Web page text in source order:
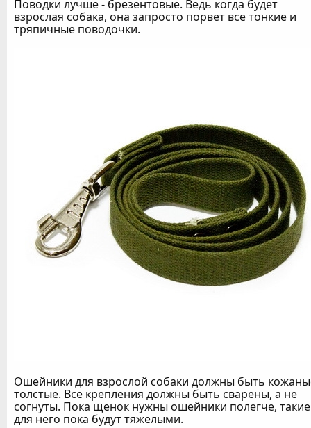
Поводки лучше - брезентовые. Ведь когда будет
взрослая собака, она запросто порвет все тонкие и
тряпичные поводочки.
Ошейники для взрослой собаки должны быть
толстые. Все крепления должны быть сварены, а не
согнуты. Пока щенок нужны ошейники полегче, такие
для него пока будут тяжелыми.